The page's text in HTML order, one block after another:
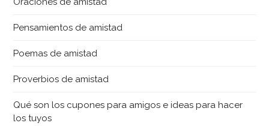
Pensamientos de amistad
Poemas de amistad
Proverbios de amistad
Qué son los cupones para amigos e ideas para hacer
los tuyos